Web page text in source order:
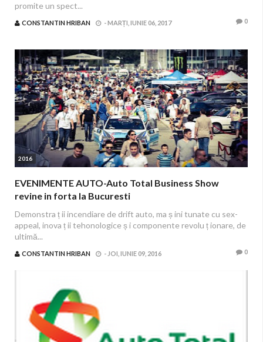
promite un spect...
CONSTANTIN HRIBAN -MARȚI, IUNIE 06, 2017 0
2016
EVENIMENTE AUTO-Auto Total Business Show
revine in forta la Bucuresti
Demonstra ț ii incendiare de drift auto, ma ș ini tunate cu sex-
appeal, inova ț ii tehonologice ș i componente revolu ț ionare, de
ultimă...
CONSTANTIN HRIBAN - JOI, IUNIE 09, 2016 0